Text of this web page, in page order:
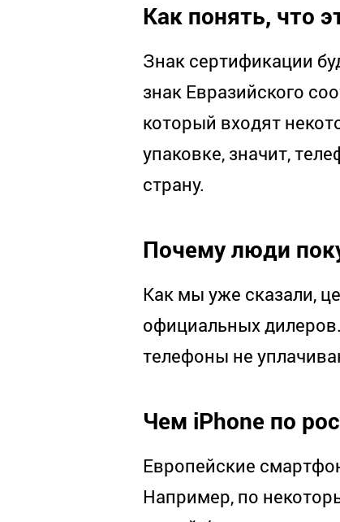
Как понять, что
Знак сертификации
знак Евразийского
который входят
упаковке, значит,
страну.
Почему люди
Как мы уже сказали,
официальных
телефоны не
Чем iPhone по
Европейские
Например, по